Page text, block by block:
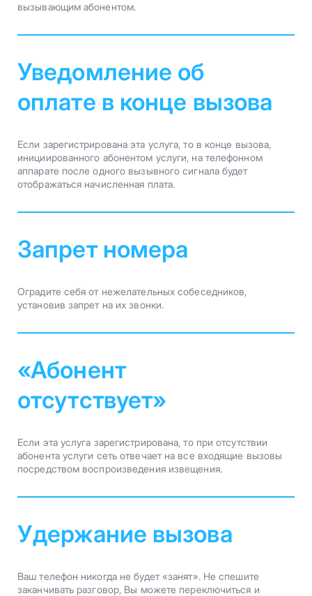
вызывающим абонентом.
Уведомление об
оплате в конце вызова
Если зарегистрирована эта услуга, то в конце вызова,
инициированного абонентом услуги, на телефонном
аппарате после одного вызывного сигнала будет
отображаться начисленная плата.
Запрет номера
Оградите себя от нежелательных собеседников,
установив запрет на их звонки.
«Абонент
отсутствует»
Если эта услуга зарегистрирована, то при отсутствии
абонента услуги сеть отвечает на все входящие вызовы
посредством воспроизведения извещения.
Удержание вызова
Ваш телефон никогда не будет «занят». Не спешите
заканчивать разговор, Вы можете переключиться и